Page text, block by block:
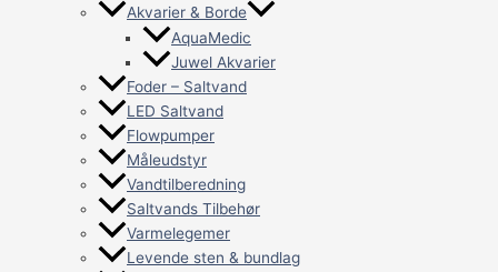
Akvarier & Borde
AquaMedic
Juwel Akvarier
Foder – Saltvand
LED Saltvand
Flowpumper
Måleudstyr
Vandtilberedning
Saltvands Tilbehør
Varmelegemer
Levende sten & bundlag